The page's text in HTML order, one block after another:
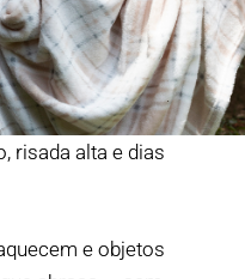
bagunça
risada alta e dias
e objetos